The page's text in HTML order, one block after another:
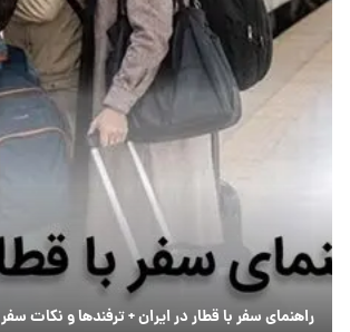
راهنمای سفر با قطار در ایران + ترفندها و نکات